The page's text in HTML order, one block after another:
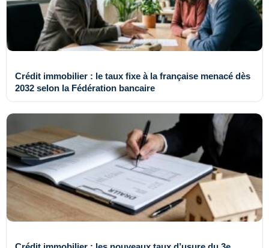
Crédit immobilier : le taux fixe à la française menacé dès
2032 selon la Fédération bancaire